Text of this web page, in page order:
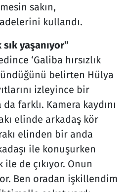
sakın,
kullandı.
yaşanıyor”
‘Galiba hırsızlık
belirten Hülya
izleyince bir
farklı. Kamera kaydını
elinde arkadaş kör
elinden bir anda
ile konuşurken
de çıkıyor. Onun
Ben oradan işkillendim